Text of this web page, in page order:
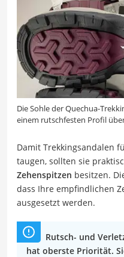
Die Sohle derQuechua-
einem rutschfesten Profil
Damit Trekkingsandalen
taugen, sollten sie
Zehenspitzen besitzen.
dass Ihre empfindlichen
ausgesetzt werden.
Rutsch- und
hat oberste Priorität.